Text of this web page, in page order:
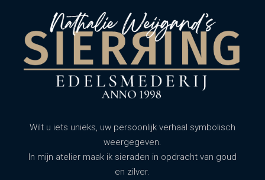
Wilt u iets unieks, uw persoonlijk verhaal symbolisch
weergegeven.
In mijn atelier maak ik sieraden in opdracht van goud
en zilver.